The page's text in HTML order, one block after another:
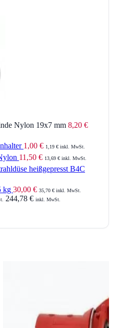
Nylon 19x7 mm 8,20 €
1,00 € 1,19 € inkl. MwSt.
11,50 € 13,69 € inkl. MwSt.
heißgepresst B4C
kg 30,00 € 35,70 € inkl. MwSt.
244,78 € inkl. MwSt.